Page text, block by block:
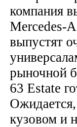
компания
Mercedes-
выпустят
рыночной
63 Estate
Ожидается,
кузовом и